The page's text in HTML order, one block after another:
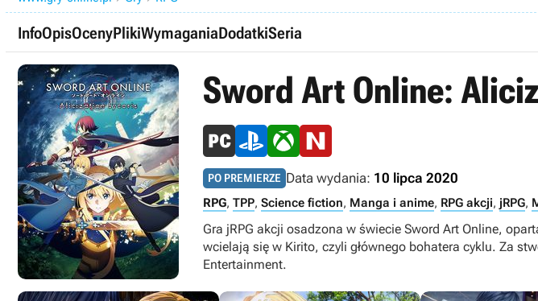
InfoOpisOcenyPlikiWymaganiaDodatkiSeria
Sword Art Online:
PO PREMIERZE Data wydania: 10 lipca 2020
RPG, TPP, Science fiction, Manga i anime, RPG akcji, jRPG,
Gra jRPG akcji osadzona w świecie Sword Art Online,
wcielają się w Kirito, czyli głównego bohatera cyklu. Za
Entertainment.